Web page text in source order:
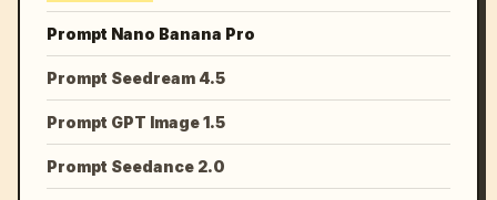
Prompt Nano Banana Pro
Prompt Seedream 4.5
Prompt GPT Image 1.5
Prompt Seedance 2.0